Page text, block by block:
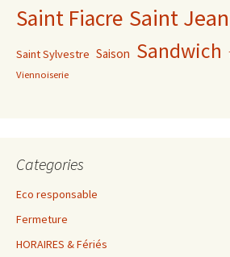
Saint Fiacre Saint
Saint Sylvestre Saison Sandwich
Viennoiserie
Categories
Eco responsable
Fermeture
HORAIRES & Fériés